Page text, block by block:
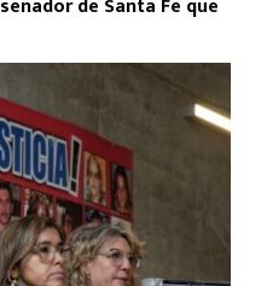
de Santa Fe que